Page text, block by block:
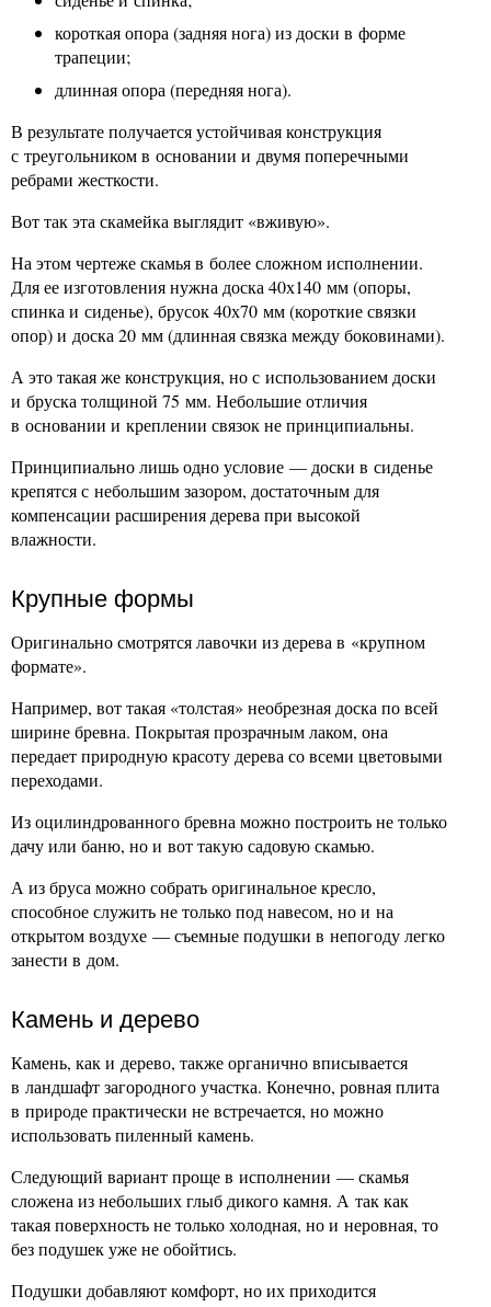
короткая опора (задняя нога) из доски в форме
трапеции;
длинная опора (передняя нога).
В результате получается устойчивая конструкция
с треугольником в основании и двумя поперечными
ребрами жесткости.
Вот так эта скамейка выглядит «вживую».
На этом чертеже скамья в более сложном исполнении.
Для ее изготовления нужна доска 40х140 мм (опоры,
спинка и сиденье), брусок 40х70 мм (короткие связки
опор) и доска 20 мм (длинная связка между боковинами).
А это такая же конструкция, но с использованием доски
и бруска толщиной 75 мм. Небольшие отличия
в основании и креплении связок не принципиальны.
Принципиально лишь одно условие — доски в сиденье
крепятся с небольшим зазором, достаточным для
компенсации расширения дерева при высокой
влажности.
Крупные формы
Оригинально смотрятся лавочки из дерева в «крупном
формате».
Например, вот такая «толстая» необрезная доска по всей
ширине бревна. Покрытая прозрачным лаком, она
передает природную красоту дерева со всеми цветовыми
переходами.
Из оцилиндрованного бревна можно построить не только
дачу или баню, но и вот такую садовую скамью.
А из бруса можно собрать оригинальное кресло,
способное служить не только под навесом, но и на
открытом воздухе — съемные подушки в непогоду легко
занести в дом.
Камень и дерево
Камень, как и дерево, также органично вписывается
в ландшафт загородного участка. Конечно, ровная плита
в природе практически не встречается, но можно
использовать пиленный камень.
Следующий вариант проще в исполнении — скамья
сложена из небольших глыб дикого камня. А так как
такая поверхность не только холодная, но и неровная, то
без подушек уже не обойтись.
Подушки добавляют комфорт, но их приходится